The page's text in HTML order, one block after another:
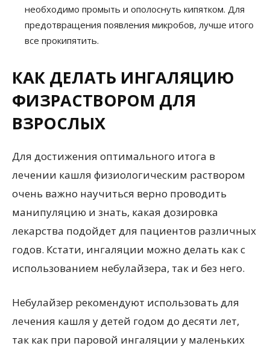
необходимо промыть и ополоснуть кипятком. Для
предотвращения появления микробов, лучше итого
все прокипятить.
КАК ДЕЛАТЬ ИНГАЛЯЦИЮ
ФИЗРАСТВОРОМ ДЛЯ
ВЗРОСЛЫХ
Для достижения оптимального итога в
лечении кашля физиологическим раствором
очень важно научиться верно проводить
манипуляцию и знать, какая дозировка
лекарства подойдет для пациентов различных
годов. Кстати, ингаляции можно делать как с
использованием небулайзера, так и без него.
Небулайзер рекомендуют использовать для
лечения кашля у детей годом до десяти лет,
так как при паровой ингаляции у маленьких